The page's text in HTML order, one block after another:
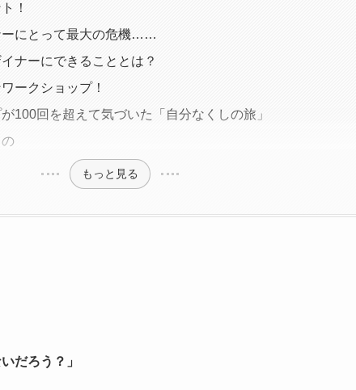
！
ーにとって最大の危機……
ナーにできることとは？
ークショップ！
100回を超えて気づいた「自分なくしの旅」
もっと見る
だろう？」